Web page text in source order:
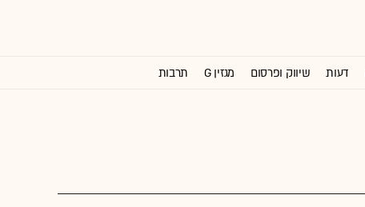
דעות שיווק ופרסום מגזין G תרבות